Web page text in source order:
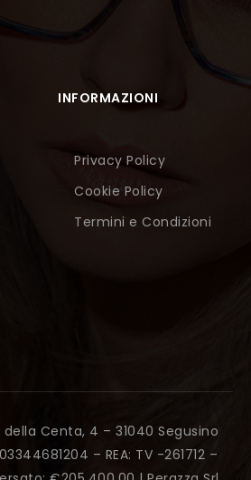
INFORMAZIONI
Privacy Policy
Cookie Policy
Termini e Condizioni
della Centa, 4 – 31040 Segusino
– REA: TV -261712 –